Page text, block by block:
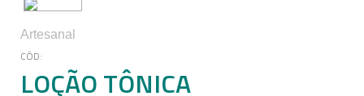
Artesanal
LOÇÃO TÔNICA